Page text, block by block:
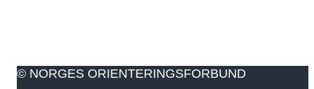
© NORGES ORIENTERINGSFORBUND